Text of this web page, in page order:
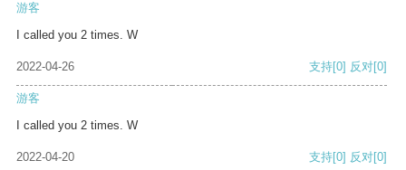
游客
I called you 2 times. W
2022-04-26 支持[0] 反对[0]
游客
I called you 2 times. W
2022-04-20 支持[0] 反对[0]